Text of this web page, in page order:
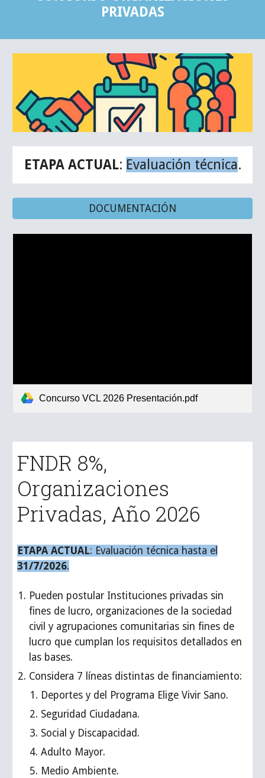
PRIVADAS
ETAPA ACTUAL: Evaluación técnica.
DOCUMENTACIÓN
Concurso VCL 2026 Presentación.pdf
FNDR 8%,
Organizaciones
Privadas, Año 2026
ETAPA ACTUAL: Evaluación técnica hasta el
31/7/2026.
Pueden postular Instituciones privadas sin
fines de lucro, organizaciones de la sociedad
civil y agrupaciones comunitarias sin fines de
lucro que cumplan los requisitos detallados en
las bases.
Considera 7 líneas distintas de financiamiento:
Deportes y del Programa Elige Vivir Sano.
Seguridad Ciudadana.
Social y Discapacidad.
Adulto Mayor.
Medio Ambiente.